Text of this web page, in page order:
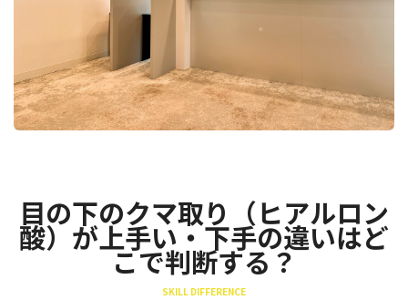
目の下のクマ取り（ヒアルロン
酸）が上手い・下手の違いはど
こで判断する？
SKILL DIFFERENCE